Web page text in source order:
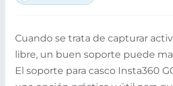
Cuando se trata de capturar
libre, un buen soporte puede
El soporte para casco Insta360